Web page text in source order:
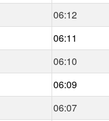
06:12
06:11
06:10
06:09
06:07